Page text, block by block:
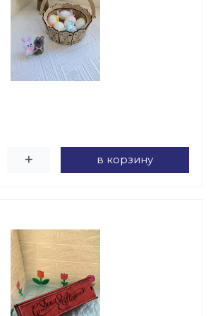
+ в корзину